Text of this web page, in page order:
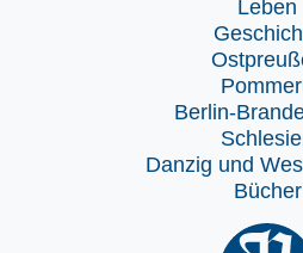
Leben
Berlin-
Danzig und
Bücher